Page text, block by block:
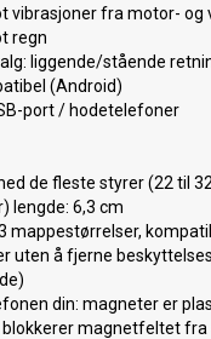
vibrasjoner fra motor- og
regn
liggende/stående
(Android)
port / hodetelefoner
de fleste styrer (22 til
lengde: 6,3 cm
mappestørrelser,
uten å fjerne
din: magneter er
blokkerer magnetfeltet fra